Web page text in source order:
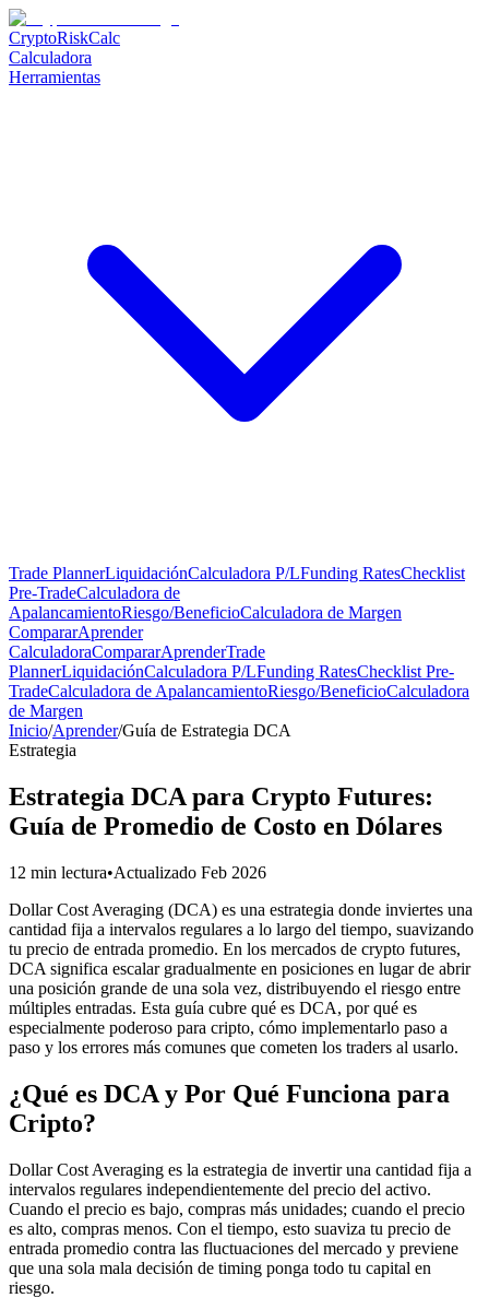
CryptoRiskCalc
Calculadora
Herramientas
Trade PlannerLiquidaciónCalculadora P/LFunding RatesChecklist
Pre-TradeCalculadora de
ApalancamientoRiesgo/BeneficioCalculadora de Margen
CompararAprender
CalculadoraCompararAprenderTrade
PlannerLiquidaciónCalculadora P/LFunding RatesChecklist Pre-
TradeCalculadora de ApalancamientoRiesgo/BeneficioCalculadora
de Margen
Inicio/Aprender/Guía de Estrategia DCA
Estrategia
Estrategia DCA para Crypto Futures:
Guía de Promedio de Costo en Dólares
12 min lectura•Actualizado Feb 2026
Dollar Cost Averaging (DCA) es una estrategia donde inviertes una
cantidad fija a intervalos regulares a lo largo del tiempo, suavizando
tu precio de entrada promedio. En los mercados de crypto futures,
DCA significa escalar gradualmente en posiciones en lugar de abrir
una posición grande de una sola vez, distribuyendo el riesgo entre
múltiples entradas. Esta guía cubre qué es DCA, por qué es
especialmente poderoso para cripto, cómo implementarlo paso a
paso y los errores más comunes que cometen los traders al usarlo.
¿Qué es DCA y Por Qué Funciona para
Cripto?
Dollar Cost Averaging es la estrategia de invertir una cantidad fija a
intervalos regulares independientemente del precio del activo.
Cuando el precio es bajo, compras más unidades; cuando el precio
es alto, compras menos. Con el tiempo, esto suaviza tu precio de
entrada promedio contra las fluctuaciones del mercado y previene
que una sola mala decisión de timing ponga todo tu capital en
riesgo.